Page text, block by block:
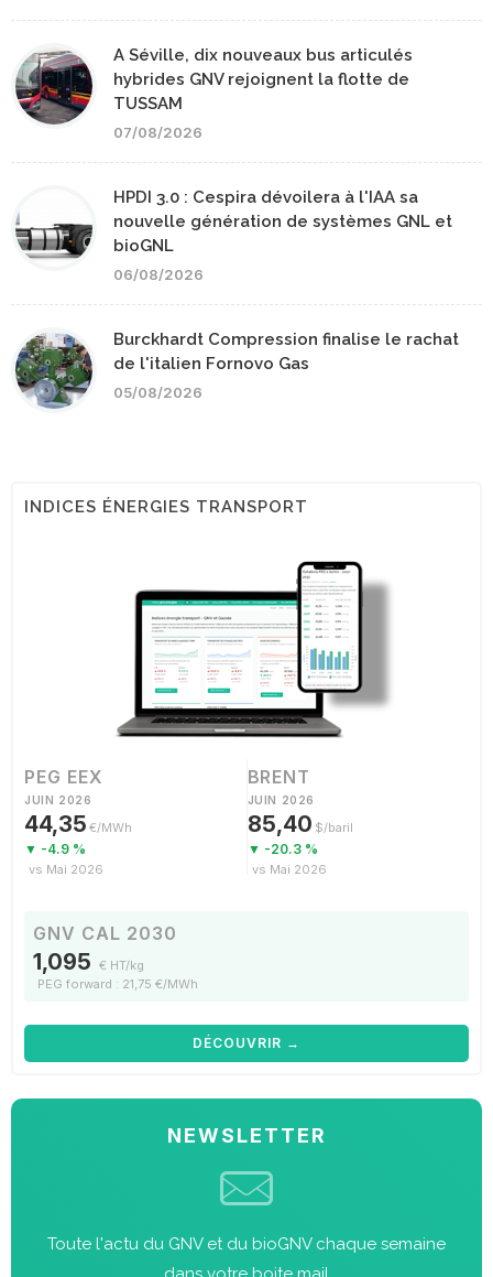
A Séville, dix nouveaux bus articulés
hybrides GNV rejoignent la flotte de
TUSSAM
07/08/2026
HPDI 3.0 : Cespira dévoilera à l'IAA sa
nouvelle génération de systèmes GNL et
bioGNL
06/08/2026
Burckhardt Compression finalise le rachat
de l'italien Fornovo Gas
05/08/2026
INDICES ÉNERGIES TRANSPORT
PEG EEX
JUIN 2026
44,35 €/MWh
▼ -4.9 %
vs Mai 2026
BRENT
JUIN 2026
85,40 $/baril
▼ -20.3 %
vs Mai 2026
GNV CAL 2030
1,095 € HT/kg
PEG forward : 21,75 €/MWh
DÉCOUVRIR →
NEWSLETTER
Toute l'actu du GNV et du bioGNV chaque semaine